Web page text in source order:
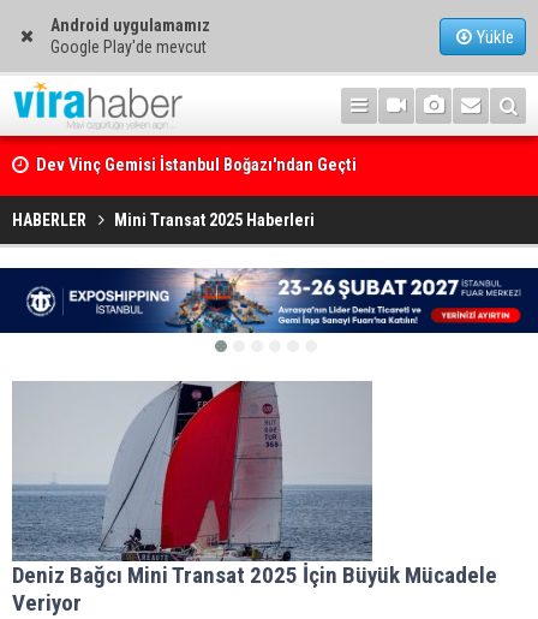
Android uygulamamız
Google Play'de mevcut
Yükle
Dev Vinç Gemisi İstanbul Boğazı'ndan Geçti
HABERLER Mini Transat 2025 Haberleri
Deniz Bağcı Mini Transat 2025 İçin Büyük Mücadele
Veriyor